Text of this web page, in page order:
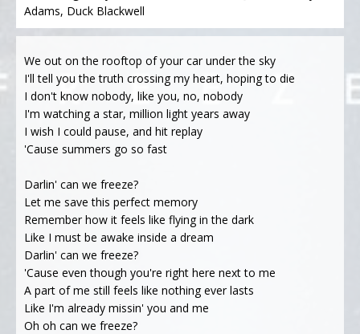
Adams, Duck Blackwell
We out on the rooftop of your car under the sky
I'll tell you the truth crossing my heart, hoping to die
I don't know nobody, like you, no, nobody
I'm watching a star, million light years away
I wish I could pause, and hit replay
'Cause summers go so fast
Darlin' can we freeze?
Let me save this perfect memory
Remember how it feels like flying in the dark
Like I must be awake inside a dream
Darlin' can we freeze?
'Cause even though you're right here next to me
A part of me still feels like nothing ever lasts
Like I'm already missin' you and me
Oh oh can we freeze?